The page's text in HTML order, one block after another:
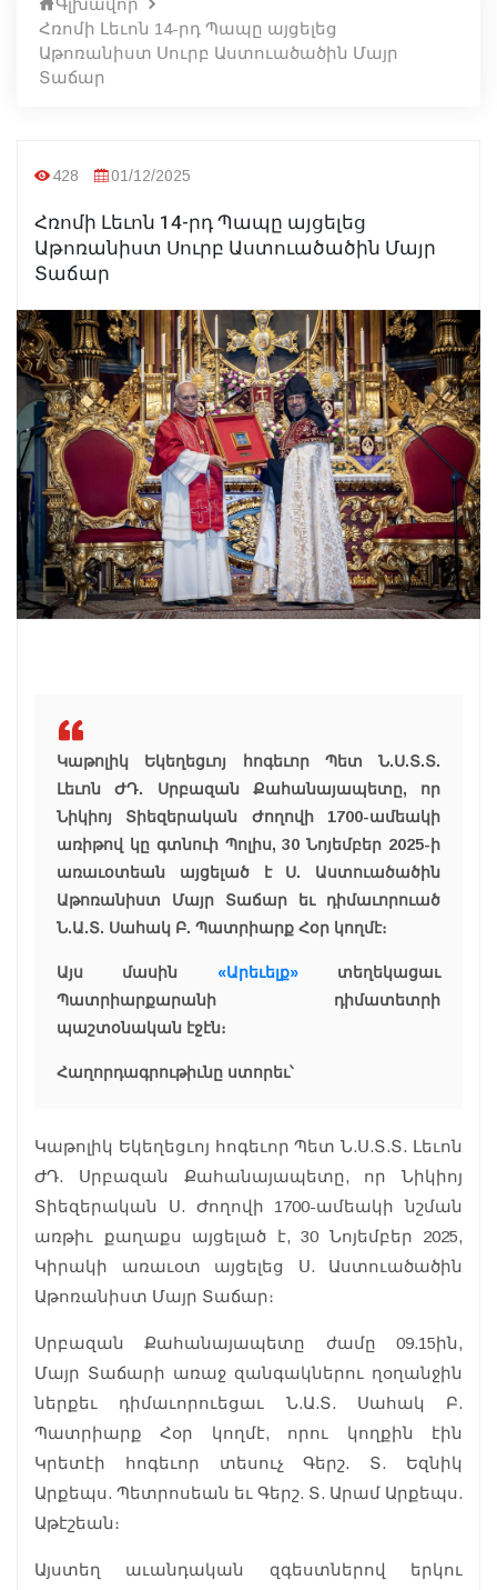
Հռոմի Լեւոն 14-րդ Պապը այցելեց
Աթոռանիստ Սուրբ Աստուածածին Մայր
Տաճար
428 01/12/2025
Հռոմի Լեւոն 14-րդ Պապը այցելեց
Աթոռանիստ Սուրբ Աստուածածին Մայր
Տաճար
Կաթոլիկ Եկեղեցւոյ հոգեւոր Պետ Ն.Ս.Տ.Տ.
Լեւոն ԺԴ. Սրբազան Քահանայապետը, որ
Նիկիոյ Տիեզերական Ժողովի 1700-ամեակի
առիթով կը գտնուի Պոլիս, 30 Նոյեմբեր 2025-ի
առաւօտեան այցելած է Ս. Աստուածածին
Աթոռանիստ Մայր Տաճար եւ դիմաւորուած
Ն.Ա.Տ. Սահակ Բ. Պատրիարք Հօր կողմէ։
Այս մասին «Արեւելք»տեղեկացաւ
Պատրիարքարանի դիմատետրի
պաշտօնական էջէն։
Հաղորդագրութիւնը ստորեւ՝
Կաթոլիկ Եկեղեցւոյ հոգեւոր Պետ Ն.Ս.Տ.Տ. Լեւոն
ԺԴ. Սրբազան Քահանայապետը, որ Նիկիոյ
Տիեզերական Ս. Ժողովի 1700-ամեակի նշման
առթիւ քաղաքս այցելած է, 30 Նոյեմբեր 2025,
Կիրակի առաւօտ այցելեց Ս. Աստուածածին
Աթոռանիստ Մայր Տաճար։
Սրբազան Քահանայապետը ժամը 09.15ին,
Մայր Տաճարի առաջ զանգակներու ղօղանջին
ներքեւ դիմաւորուեցաւ Ն.Ա.Տ. Սահակ Բ.
Պատրիարք Հօր կողմէ, որու կողքին էին
Կրետէի հոգեւոր տեսուչ Գերշ. Տ. Եզնիկ
Արքեպս. Պետրոսեան եւ Գերշ. Տ. Արամ Արքեպս.
Աթէշեան։
Այստեղ աւանդական զգեստներով երկու